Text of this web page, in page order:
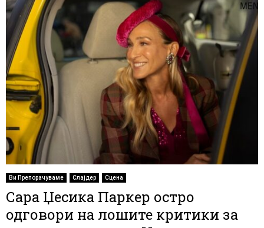
Ви Препорачуваме Слајдер Сцена
Сара Џесика Паркер остро
одговори на лошите критики за